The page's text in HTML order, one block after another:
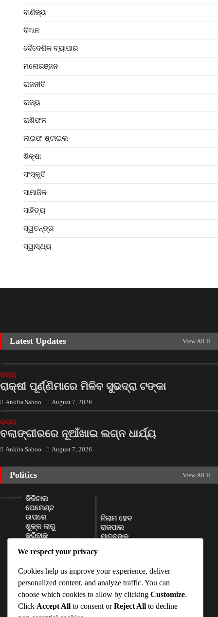
ବାଣିଜ୍ୟ
ବିଜ୍ଞାନ
ବୈଦେଶିକ ବ୍ୟାପାର
ମନୋରଞ୍ଜନ
ରାଜନୀତି
ରାଜ୍ୟ
ରାଶିଫଳ
ଲାଇଫ ଷ୍ଟାଇଲ
ଶିକ୍ଷା
ସଂସ୍କୃତି
ସାମାଜିକ
ସାହିତ୍ୟ
ସ୍ୱତନ୍ତ୍ର
ସ୍ୱାସ୍ଥ୍ୟ
Latest Updates View All
ରାଜ୍ୟ
ରାକ୍ଷୀ ପୂର୍ଣ୍ଣିମାରେ ମିଳିବ ସୁଭଦ୍ରା ଟଙ୍କା
Ankita Sahoo August 7, 2026
ରାଜ୍ୟ
ବଲାଙ୍ଗୀରରେ ନୂଆଁଖାଇ ଲଗ୍ନ ଧାର୍ଯ୍ୟ
Ankita Sahoo August 7, 2026
Politics View All
ଡିଜିଟାଲ
ପେମେଣ୍ଟ
ଉପରେ
ଶୁଳ୍କ ଲାଗୁ
କରିବାକୁ
ମିଳିଲା
ନିଲାମ ହେବ
ରାଜପାଲ
ଯାଦବଙ୍କ
D Dash
August 6,
2026
We respect your privacy
Cookies help us improve your experience, deliver
personalized content, and analyze traffic. You can
choose which cookies to allow by clicking Customize.
Click Accept All to consent orReject All to decline